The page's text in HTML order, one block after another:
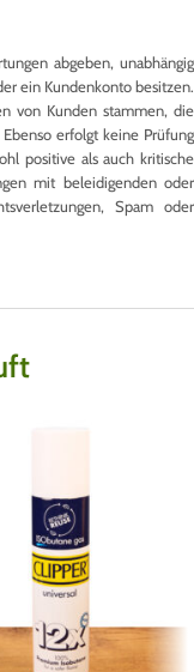
abgeben, unabhängig
ein Kundenkonto besitzen.
von Kunden stammen, die
erfolgt keine Prüfung
positive als auch kritische
mit beleidigenden oder
Spam oder